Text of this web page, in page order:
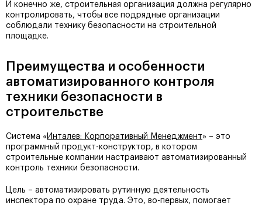
И конечно же, строительная организация должна регулярно
контролировать, чтобы все подрядные организации
соблюдали технику безопасности на строительной
площадке.
Преимущества и особенности
автоматизированного контроля
техники безопасности в
строительстве
Система «Инталев: Корпоративный Менеджмент» – это
программный продукт-конструктор, в котором
строительные компании настраивают автоматизированный
контроль техники безопасности.
Цель – автоматизировать рутинную деятельность
инспектора по охране труда. Это, во-первых, помогает